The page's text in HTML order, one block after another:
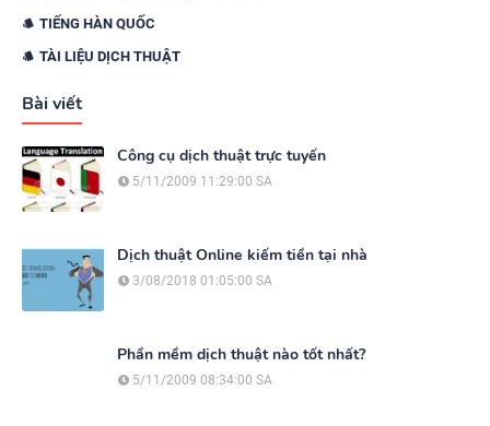
TIẾNG HÀN QUỐC
TÀI LIỆU DỊCH THUẬT
Bài viết
Công cụ dịch thuật trực tuyến
5/11/2009 11:29:00 SA
Dịch thuật Online kiếm tiền tại nhà
3/08/2018 01:05:00 SA
Phần mềm dịch thuật nào tốt nhất?
5/11/2009 08:34:00 SA